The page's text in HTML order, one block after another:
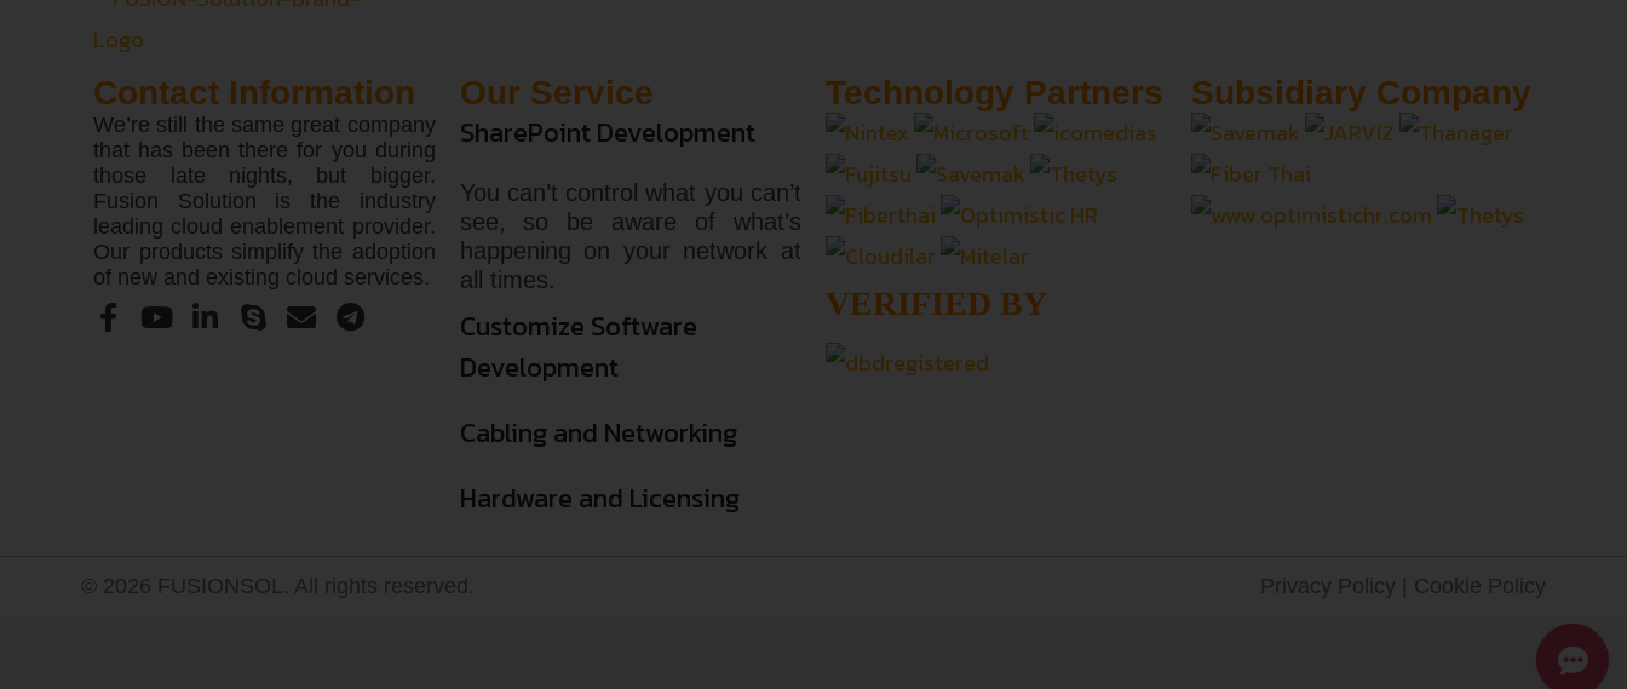
Contact Information
We’re still the same great company
that has been there for you during
those late nights, but bigger.
Fusion Solution is the industry
leading cloud enablement provider.
Our products simplify the adoption
of new and existing cloud services.
Our Service
SharePoint Development
You can’t control what you can’t
see, so be aware of what’s
happening on your network at
all times.
Customize Software
Development
Cabling and Networking
Hardware and Licensing
Technology Partners
VERIFIED BY
Subsidiary Company
© 2026 FUSIONSOL. All rights reserved. Privacy Policy | Cookie Policy